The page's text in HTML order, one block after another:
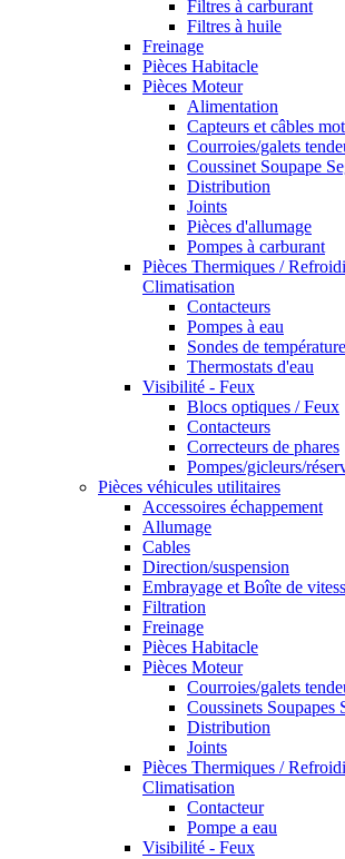
Filtres à carburant
Filtres à huile
Freinage
Pièces Habitacle
Pièces Moteur
Alimentation
Capteurs et câbles
Courroies/galets
Coussinet Soupape
Distribution
Joints
Pièces d'allumage
Pompes à carburant
Pièces Thermiques /
Climatisation
Contacteurs
Pompes à eau
Sondes de température
Thermostats d'eau
Visibilité - Feux
Blocs optiques / Feux
Contacteurs
Correcteurs de phares
Pompes/gicleurs/
Pièces véhicules utilitaires
Accessoires échappement
Allumage
Cables
Direction/suspension
Embrayage et Boîte de
Filtration
Freinage
Pièces Habitacle
Pièces Moteur
Courroies/galets
Coussinets Soupapes
Distribution
Joints
Pièces Thermiques /
Climatisation
Contacteur
Pompe a eau
Visibilité - Feux